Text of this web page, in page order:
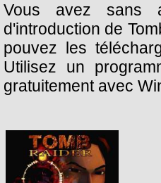
Vous avez sans
d'introduction de
pouvez les
Utilisez un
gratuitement avec